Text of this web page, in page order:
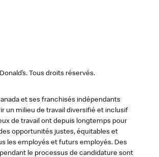
Tous droits réservés.
et ses franchisés indépendants
un milieu de travail diversifié et inclusif
de travail ont depuis longtemps pour
opportunités justes, équitables et
les employés et futurs employés. Des
le processus de candidature sont